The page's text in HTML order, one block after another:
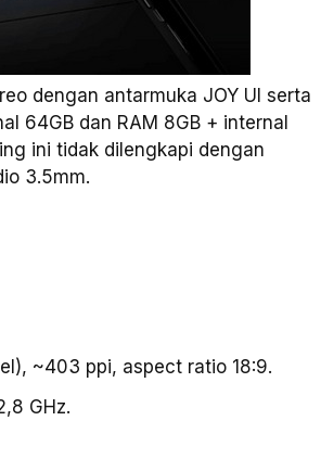
dengan antarmuka JOY UI serta
64GB dan RAM 8GB + internal
ini tidak dilengkapi dengan
3.5mm.
~403 ppi, aspect ratio 18:9.
GHz.